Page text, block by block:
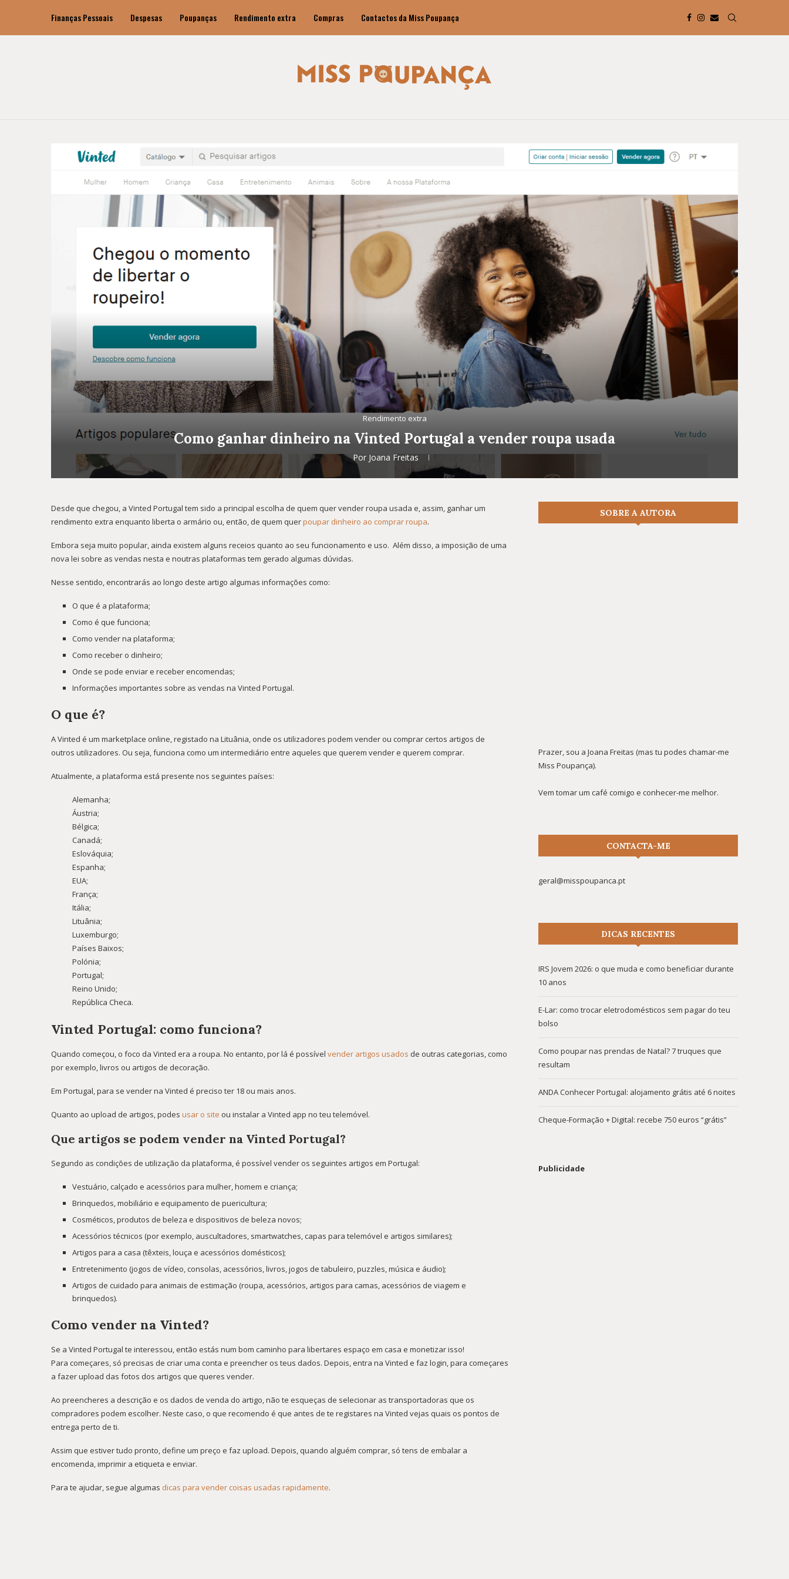
Finanças Pessoais Despesas Poupanças Rendimento extra Compras Contactos da Miss Poupança
Rendimento extra
Como ganhar dinheiro na Vinted Portugal a vender roupa usada
Por Joana Freitas
Desde que chegou, a Vinted Portugal tem sido a principal escolha de quem quer vender roupa usada e, assim, ganhar um
rendimento extra enquanto liberta o armário ou, então, de quem querpoupar dinheiro ao comprar roupa.
Embora seja muito popular, ainda existem alguns receios quanto ao seu funcionamento e uso. Além disso, a imposição de uma
nova lei sobre as vendas nesta e noutras plataformas tem gerado algumas dúvidas.
Nesse sentido, encontrarás ao longo deste artigo algumas informações como:
O que é a plataforma;
Como é que funciona;
Como vender na plataforma;
Como receber o dinheiro;
Onde se pode enviar e receber encomendas;
Informações importantes sobre as vendas na Vinted Portugal.
O que é?
A Vinted é um marketplace online, registado na Lituânia, onde os utilizadores podem vender ou comprar certos artigos de
outros utilizadores. Ou seja, funciona como um intermediário entre aqueles que querem vender e querem comprar.
Atualmente, a plataforma está presente nos seguintes países:
Alemanha;
Áustria;
Bélgica;
Canadá;
Eslováquia;
Espanha;
EUA;
França;
Itália;
Lituânia;
Luxemburgo;
Países Baixos;
Polónia;
Portugal;
Reino Unido;
República Checa.
Vinted Portugal: como funciona?
Quando começou, o foco da Vinted era a roupa. No entanto, por lá é possível vender artigos usados de outras categorias, como
por exemplo, livros ou artigos de decoração.
Em Portugal, para se vender na Vinted é preciso ter 18 ou mais anos.
Quanto ao upload de artigos, podes usar o site ou instalar a Vinted app no teu telemóvel.
Que artigos se podem vender na Vinted Portugal?
Segundo as condições de utilização da plataforma, é possível vender os seguintes artigos em Portugal:
Vestuário, calçado e acessórios para mulher, homem e criança;
Brinquedos, mobiliário e equipamento de puericultura;
Cosméticos, produtos de beleza e dispositivos de beleza novos;
Acessórios técnicos (por exemplo, auscultadores, smartwatches, capas para telemóvel e artigos similares);
Artigos para a casa (têxteis, louça e acessórios domésticos);
Entretenimento (jogos de vídeo, consolas, acessórios, livros, jogos de tabuleiro, puzzles, música e áudio);
Artigos de cuidado para animais de estimação (roupa, acessórios, artigos para camas, acessórios de viagem e
brinquedos).
Como vender na Vinted?
Se a Vinted Portugal te interessou, então estás num bom caminho para libertares espaço em casa e monetizar isso!
Para começares, só precisas de criar uma conta e preencher os teus dados. Depois, entra na Vinted e faz login, para começares
a fazer upload das fotos dos artigos que queres vender.
Ao preencheres a descrição e os dados de venda do artigo, não te esqueças de selecionar as transportadoras que os
compradores podem escolher. Neste caso, o que recomendo é que antes de te registares na Vinted vejas quais os pontos de
entrega perto de ti.
Assim que estiver tudo pronto, define um preço e faz upload. Depois, quando alguém comprar, só tens de embalar a
encomenda, imprimir a etiqueta e enviar.
Para te ajudar, segue algumas dicas para vender coisas usadas rapidamente.
SOBRE A AUTORA
Prazer, sou a Joana Freitas (mas tu podes chamar-me
Miss Poupança).
Vem tomar um café comigo e conhecer-me melhor.
CONTACTA-ME
geral@misspoupanca.pt
DICAS RECENTES
IRS Jovem 2026: o que muda e como beneficiar durante
10 anos
E-Lar: como trocar eletrodomésticos sem pagar do teu
bolso
Como poupar nas prendas de Natal? 7 truques que
resultam
ANDA Conhecer Portugal: alojamento grátis até 6 noites
Cheque-Formação + Digital: recebe 750 euros “grátis”
Publicidade